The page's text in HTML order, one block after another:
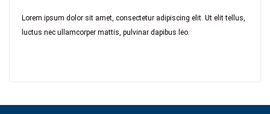
Lorem ipsum dolor sit amet, consectetur adipiscing elit. Ut elit tellus,
luctus nec ullamcorper mattis, pulvinar dapibus leo.